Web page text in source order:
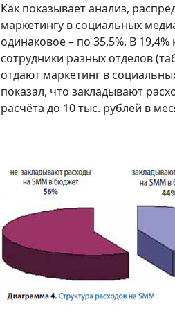
Как показывает анализ,
маркетингу в социальных
одинаковое – по 35,5%. В
сотрудники разных отделов
отдают маркетинг в
показал, что закладывают
расчёта до 10 тыс. рублей в